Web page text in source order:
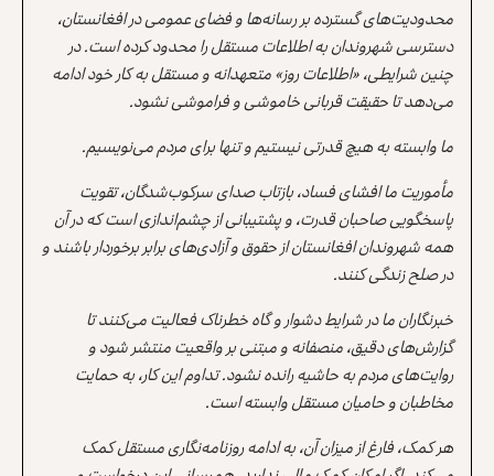
محدودیت‌های گسترده بر رسانه‌ها و فضای عمومی در افغانستان،
دسترسی شهروندان به اطلاعات مستقل را محدود کرده است. در
چنین شرایطی، «اطلاعات روز» متعهدانه و مستقل به کار خود ادامه
می‌دهد تا حقیقت قربانی خاموشی و فراموشی نشود.
ما وابسته به هیچ قدرتی نیستیم و تنها برای مردم می‌نویسیم.
مأموریت ما افشای فساد، بازتاب صدای سرکوب‌شدگان، تقویت
پاسخگویی صاحبان قدرت، و پشتیبانی از چشم‌اندازی است که در آن
همه شهروندان افغانستان از حقوق و آزادی‌های برابر برخوردار باشند و
در صلح زندگی کنند.
خبرنگاران ما در شرایط دشوار و گاه خطرناک فعالیت می‌کنند تا
گزارش‌های دقیق، منصفانه و مبتنی بر واقعیت منتشر شود و
روایت‌های مردم به حاشیه رانده نشود. تداوم این کار، به حمایت
مخاطبان و حامیان مستقل وابسته است.
هر کمک، فارغ از میزان آن، به ادامه روزنامه‌نگاری مستقل کمک